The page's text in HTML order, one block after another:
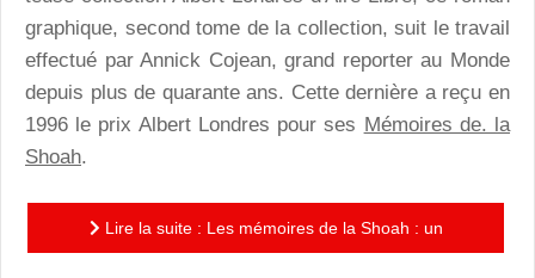
graphique, second tome de la collection, suit le travail
effectué par Annick Cojean, grand reporter au Monde
depuis plus de quarante ans. Cette dernière a reçu en
1996 le prix Albert Londres pour ses Mémoires de. la
Shoah.
Lire la suite : Les mémoires de la Shoah : un